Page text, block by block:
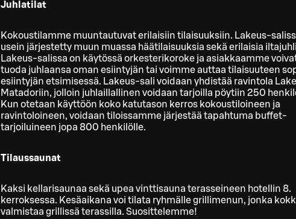
Juhlatilat
Kokoustilamme muuntautuvat erilaisiin tilaisuuksiin. Lakeus-
usein järjestetty muun muassa häätilaisuuksia sekä erilaisia
Lakeus-salissa on käytössä orkesterikoroke ja asiakkaamme
tuoda juhlaansa oman esiintyjän tai voimme auttaa tilaisuuteen
esiintyjän etsimisessä. Lakeus-sali voidaan yhdistää ravintola
Matadoriin, jolloin juhlaillallinen voidaan tarjoilla pöytiin 250
Kun otetaan käyttöön koko katutason kerros kokoustiloineen ja
ravintoloineen, voidaan tiloissamme järjestää tapahtuma buffet-
tarjoiluineen jopa 800 henkilölle.
Tilaussaunat
Kaksi kellarisaunaa sekä upea vinttisauna terasseineen hotellin 8.
kerroksessa. Kesäaikana voi tilata ryhmälle grillimenun, jonka
valmistaa grillissä terassilla. Suosittelemme!